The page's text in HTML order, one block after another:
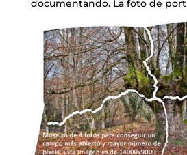
documentando. La foto de